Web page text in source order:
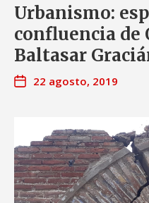
Urbanismo:
confluencia de
Baltasar
22 agosto, 2019